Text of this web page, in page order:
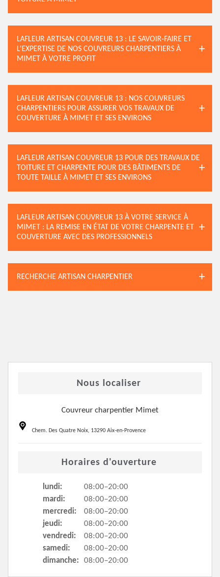
LAFLEUR ARTISAN COUVREUR 13 : LE SAVOIR-FAIRE ET
L’EXPERTISE DE NOS COUVREURS CHARPENTIERS À
MIMET À VOTRE PROFIT
LAFLEUR ARTISAN COUVREUR 13 : NOS COUVREURS
CHARPENTIERS POUR ASSURER VOS TRAVAUX DE
COUVERTURE À MIMET ET SES ENVIRONS
LAFLEUR ARTISAN COUVREUR 13 POUR DES TRAVAUX DE
TOITURE ET CHARPENTE POUR DES BÂTIMENTS DE
TOUTE TAILLE À MIMET ET SES ENVIRONS
LAFLEUR ARTISAN COUVREUR 13 À VOTRE SERVICE À
MIMET : LA REMISE EN ÉTAT DE VOTRE CHARPENTE ET
COUVERTURE AVEC DES PROFESSIONNELS
RECHERCHE ARTISAN CHARPENTIER
Nous localiser
Couvreur charpentier Mimet
Chem. Des Quatre Noix, 13290 Aix-en-Provence
Horaires d'ouverture
lundi:
08:00–20:00
mardi:
08:00–20:00
mercredi:
08:00–20:00
jeudi:
08:00–20:00
vendredi:
08:00–20:00
samedi:
08:00–20:00
dimanche:
08:00–20:00